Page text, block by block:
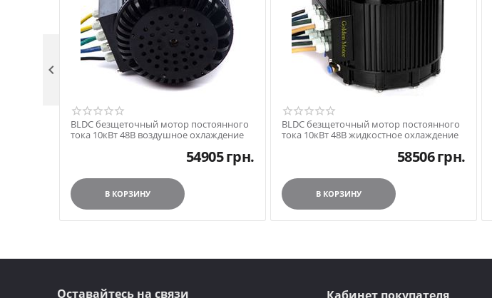
BLDC безщеточный мотор постоянного
тока 10кВт 48В воздушное охлаждение
54905грн.
В КОРЗИНУ
BLDC безщеточный мотор постоянного
тока 10кВт 48В жидкостное охлаждение
58506грн.
В КОРЗИНУ

Оставайтесь на связи